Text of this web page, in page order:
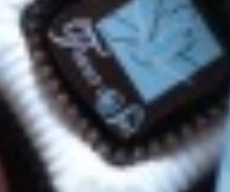
Rando et
plein air
Idées de